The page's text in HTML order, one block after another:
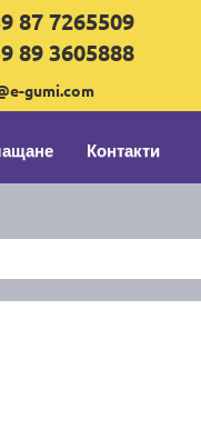
87 7265509
89 3605888
gumi.com
Контакти